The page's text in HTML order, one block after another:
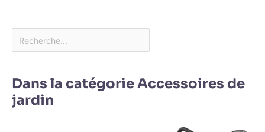
Dans la catégorie Accessoires de
jardin